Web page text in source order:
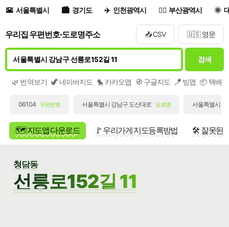
서울특별시 경기도 인천광역시 부산광역시
우리집 우편번호·도로명주소 📥 CSV 🇺🇸 영문
검색
🌿 번역보기 🦖 네이버지도 🐤 카카오맵 🧭 구글지도 🪁 빙맵 📦 택배/
06104 우편번호 서울특별시 강남구 도산대로 도로명 서울특별시
🗺️ 지도앱 다운로드 🚩 우리가게 지도등록방법 🛠️ 잘못된
청담동
선릉로152길 11